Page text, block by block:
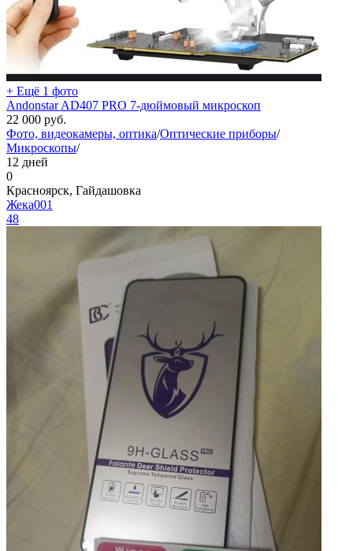
+ Ещё 1 фото
Andonstar AD407 PRO 7-дюймовый микроскоп
22 000 руб.
Фото, видеокамеры, оптика/Оптические приборы/
Микроскопы/
12 дней
0
Красноярск, Гайдашовка
Жека001
48